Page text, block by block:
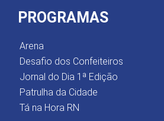
PROGRAMAS
Arena
Desafio dos Confeiteiros
Jornal do Dia 1ª Edição
Patrulha da Cidade
Tá na Hora RN